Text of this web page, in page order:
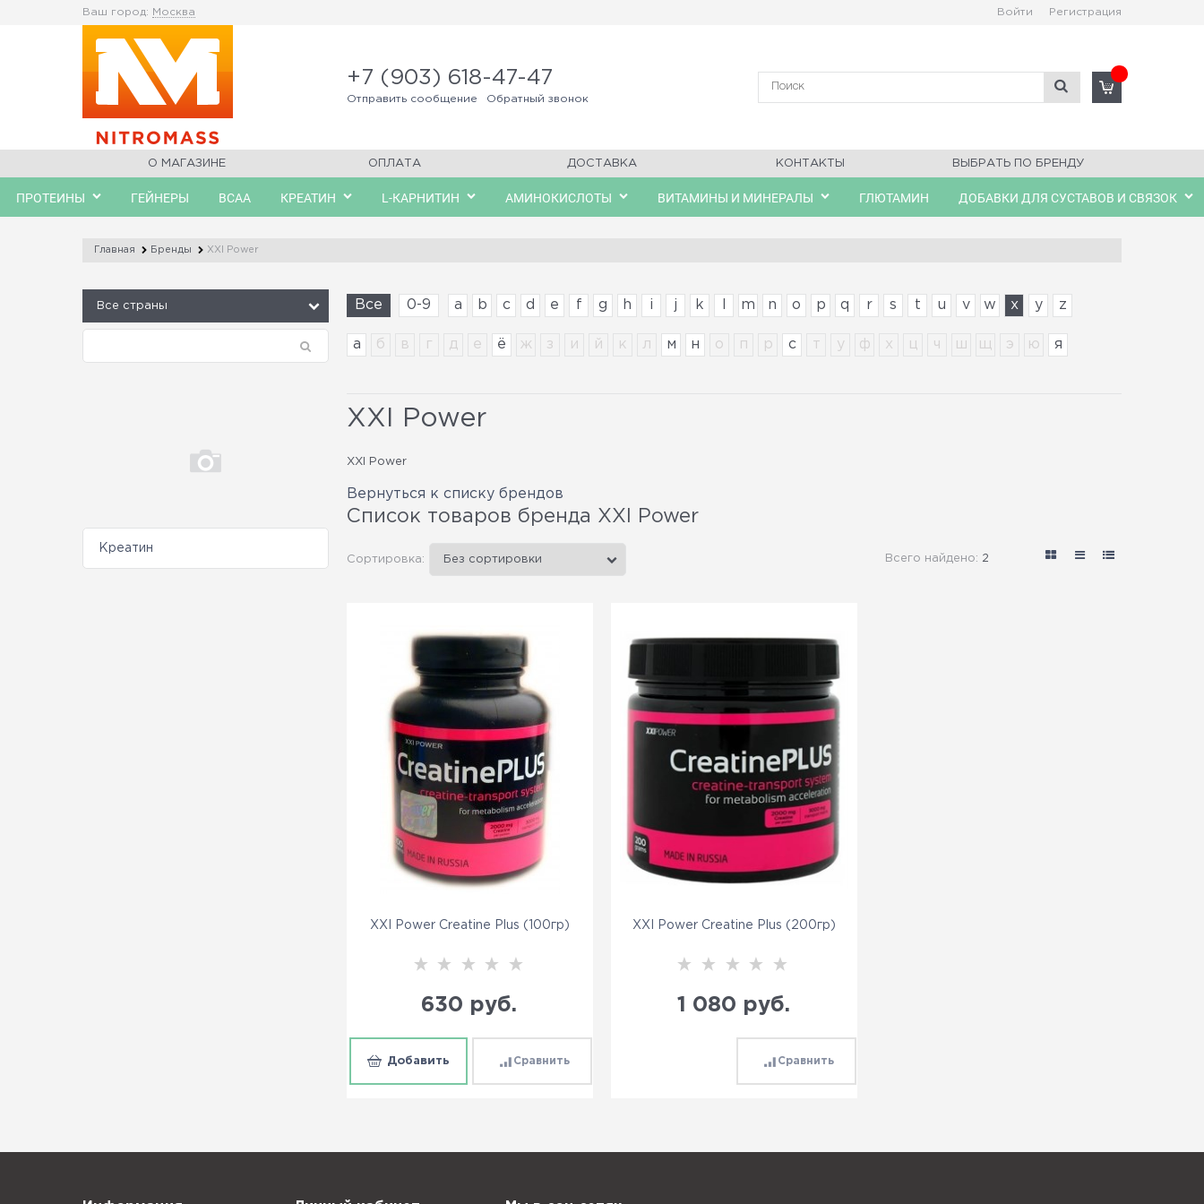
Ваш город: Москва Войти Регистрация
+7 (903) 618-47-47
Отправить сообщение Обратный звонок
О МАГАЗИНЕ ОПЛАТА ДОСТАВКА КОНТАКТЫ ВЫБРАТЬ ПО БРЕНДУ
ПРОТЕИНЫ ГЕЙНЕРЫ BCAA КРЕАТИН L-КАРНИТИН АМИНОКИСЛОТЫ ВИТАМИНЫ И МИНЕРАЛЫ ГЛЮТАМИН ДОБАВКИ ДЛЯ СУСТАВОВ И СВЯЗОК
Главная Бренды XXI Power
Все 0-9 a b c d e f g h i j k m n o p q r s t u v w x y z
а б в г д е ё ж з и й к л м н о п р с т у ф х ц ч ш щ э ю я
Креатин
XXI Power
XXI Power
Вернуться к списку брендов
Список товаров бренда XXI Power
Сортировка: Всего найдено: 2
XXI Power Creatine Plus (100гр)
630 руб.
Добавить Сравнить
XXI Power Creatine Plus (200гр)
1 080 руб.
Сравнить